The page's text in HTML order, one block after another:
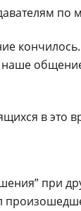
по
в это
при